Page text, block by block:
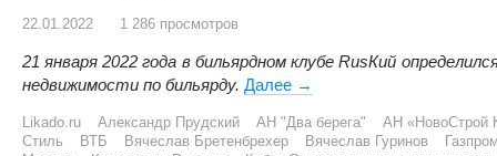
22.01.2022 1 286 просмотров
21 января 2022 года в бильярдном клубе RusКий
недвижимости по бильярду. Далее Вячеслав Гуринов стал
→
Likado.ru Александр Прудский АН "Два берега"
АН «НовоСтрой
Стиль
ВТБ Вячеслав Бретенбрехер Вячеслав Гуринов